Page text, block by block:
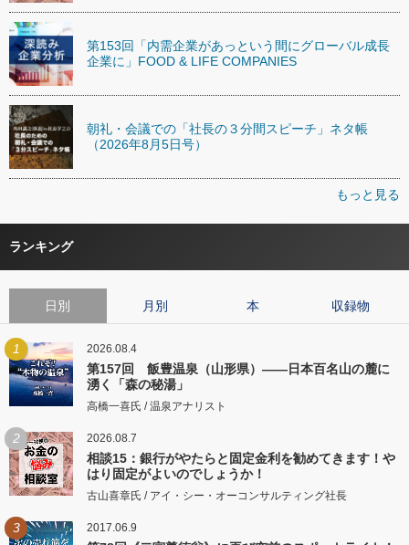
第153回「内需企業があっという間にグローバル成長
企業に」FOOD & LIFE COMPANIES
朝礼・会議での「社長の３分間スピーチ」ネタ帳
（2026年8月5日号）
もっと見る
ランキング
日別 月別 本 収録物
1 2026.08.4
第157回 飯豊温泉（山形県）――日本百名山の麓に
湧く「森の秘湯」
高橋一喜氏 / 温泉アナリスト
2 2026.08.7
相談15：銀行がやたらと固定金利を勧めてきます！や
はり固定がよいのでしょうか！
古山喜章氏 / アイ・シー・オーコンサルティング社長
3 2017.06.9